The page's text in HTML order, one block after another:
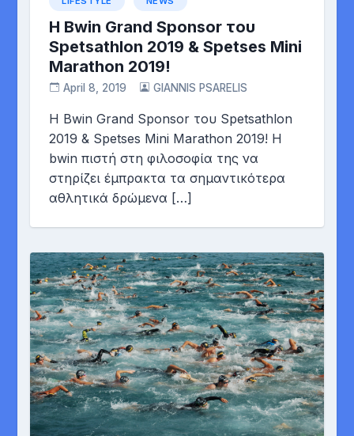
H Βwin Grand Sponsor του
Spetsathlon 2019 & Spetses Mini
Marathon 2019!
April 8, 2019 GIANNIS PSARELIS
H Βwin Grand Sponsor του Spetsathlon
2019 & Spetses Mini Marathon 2019! Η
bwin πιστή στη φιλοσοφία της να
στηρίζει έμπρακτα τα σημαντικότερα
αθλητικά δρώμενα […]